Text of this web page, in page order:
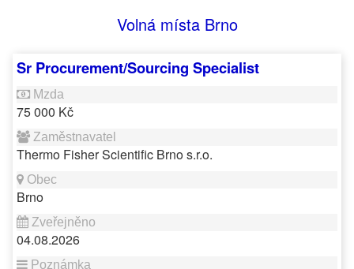
Volná místa Brno
Sr Procurement/Sourcing Specialist
75 000 Kč
Thermo Fisher Scientific Brno s.r.o.
Brno
04.08.2026